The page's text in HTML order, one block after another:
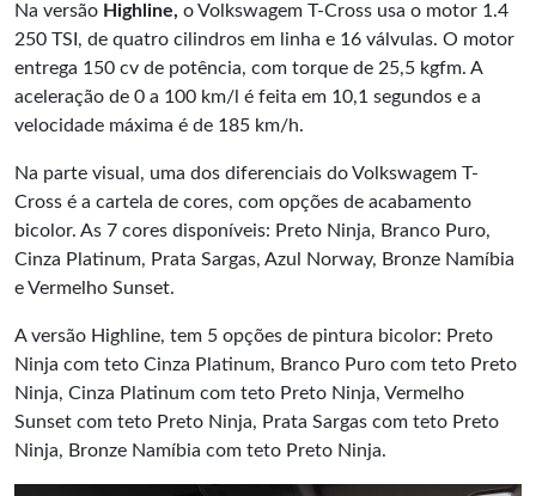
Na versão Highline, o Volkswagem T-Cross usa o motor 1.4
250 TSI, de quatro cilindros em linha e 16 válvulas. O motor
entrega 150 cv de potência, com torque de 25,5 kgfm. A
aceleração de 0 a 100 km/l é feita em 10,1 segundos e a
velocidade máxima é de 185 km/h.
Na parte visual, uma dos diferenciais do Volkswagem T-
Cross é a cartela de cores, com opções de acabamento
bicolor. As 7 cores disponíveis: Preto Ninja, Branco Puro,
Cinza Platinum, Prata Sargas, Azul Norway, Bronze Namíbia
e Vermelho Sunset.
A versão Highline, tem 5 opções de pintura bicolor: Preto
Ninja com teto Cinza Platinum, Branco Puro com teto Preto
Ninja, Cinza Platinum com teto Preto Ninja, Vermelho
Sunset com teto Preto Ninja, Prata Sargas com teto Preto
Ninja, Bronze Namíbia com teto Preto Ninja.